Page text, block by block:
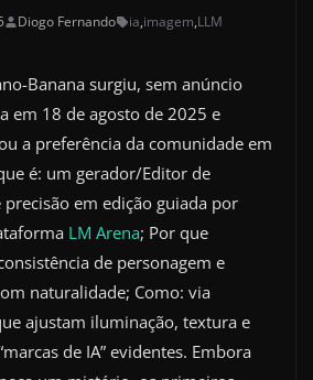
Diogo Fernando ia,imagem,LLM
Banana surgiu, sem anúncio
em 18 de agosto de 2025 e
a preferência da comunidade em
é: um gerador/Editor de
em edição guiada por
LM Arena; Por que
de personagem e
naturalidade; Como: via
ajustam iluminação, textura e
de IA” evidentes. Embora